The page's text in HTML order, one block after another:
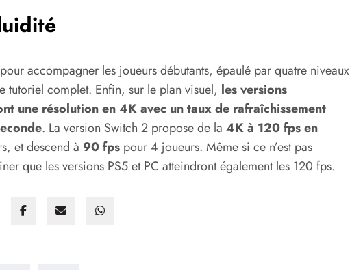
accompagner les joueurs débutants, épaulé par quatre niveaux
tutoriel complet. Enfin, sur le plan visuel, les versions
une résolution en 4K avec un taux de rafraîchissement
. La version Switch 2 propose de la 4K à 120 fps en
et descend à 90 fps pour 4 joueurs. Même si ce n’est pas
que les versions PS5 et PC atteindront également les 120 fps.